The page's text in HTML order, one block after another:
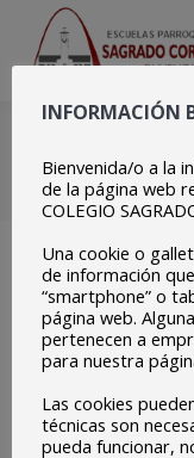
INFORMACIÓN
Bienvenida/o a la
de la página web
COLEGIO
Una cookie o
de información
“smartphone” o
página web.
pertenecen a
para nuestra
Las cookies
técnicas son
pueda funcionar,